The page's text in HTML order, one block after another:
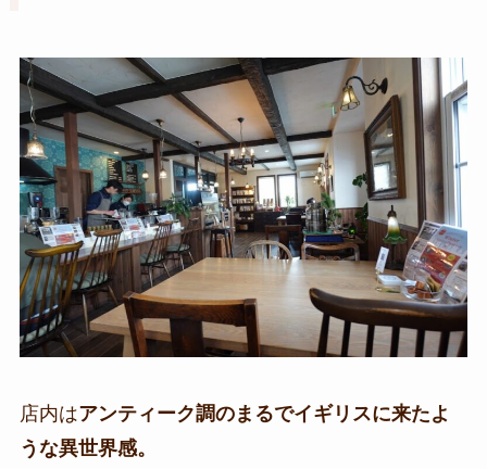
店内はアンティーク調のまるでイギリスに来たよ
うな異世界感。